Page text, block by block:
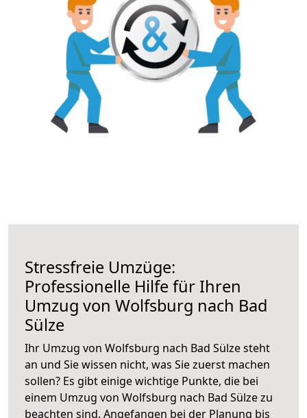
Stressfreie Umzüge:
Professionelle Hilfe für Ihren
Umzug von Wolfsburg nach Bad
Sülze
Ihr Umzug von Wolfsburg nach Bad Sülze steht
an und Sie wissen nicht, was Sie zuerst machen
sollen? Es gibt einige wichtige Punkte, die bei
einem Umzug von Wolfsburg nach Bad Sülze zu
beachten sind. Angefangen bei der Planung bis